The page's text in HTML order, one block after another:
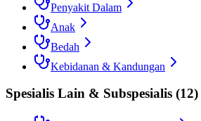
Penyakit Dalam
Anak
Bedah
Kebidanan & Kandungan
Spesialis Lain & Subspesialis (12)